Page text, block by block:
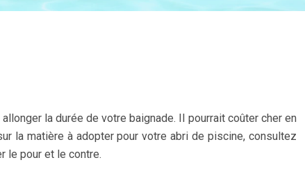
la durée de votre baignade. Il pourrait coûter cher en
la matière à adopter pour votre abri de piscine, consultez
le pour et le contre.